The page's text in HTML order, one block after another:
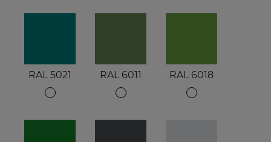
RAL 5021 RAL 6011 RAL 6018